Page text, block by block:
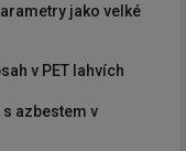
jako velké
v PET lahvích
azbestem v